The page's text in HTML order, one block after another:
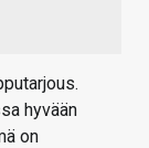
hyvään
on